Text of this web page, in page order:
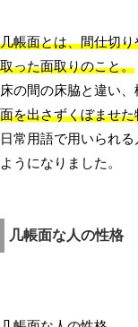
几帳面とは、間仕切
取った面取りのこと。
床の間の床脇と違い
面を出さずくぼませ
日常用語で用いられ
ようになりました。
几帳面な人の性格